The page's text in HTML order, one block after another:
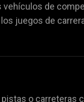
de fútbol
de
juegos de
o carreteras